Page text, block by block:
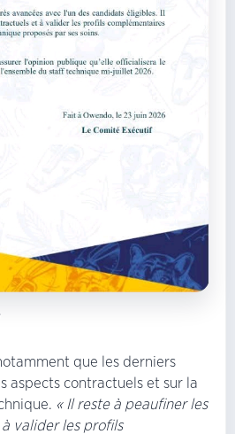
que les derniers
aspects contractuels et sur la
« Il reste à peaufiner les
valider les profils